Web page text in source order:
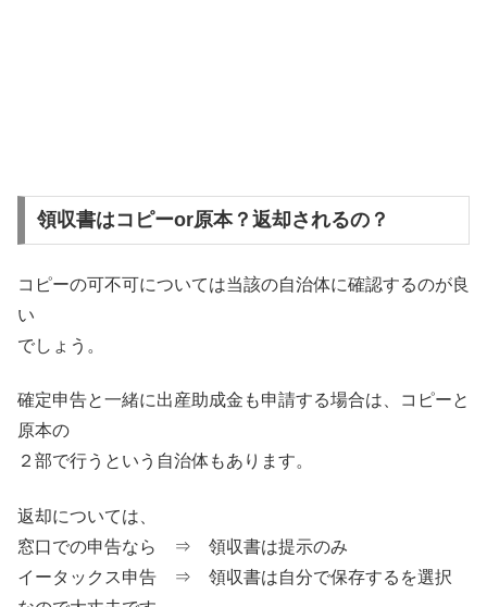
領収書はコピーor原本？返却されるの？
コピーの可不可については当該の自治体に確認するのが良
い
でしょう。
確定申告と一緒に出産助成金も申請する場合は、コピーと
原本の
２部で行うという自治体もあります。
返却については、
窓口での申告なら ⇒ 領収書は提示のみ
イータックス申告 ⇒ 領収書は自分で保存するを選択